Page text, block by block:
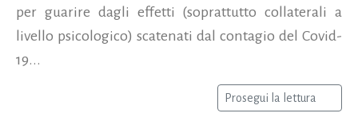
per guarire dagli effetti (soprattutto collaterali a
livello psicologico) scatenati dal contagio del Covid-
19...
Prosegui la lettura